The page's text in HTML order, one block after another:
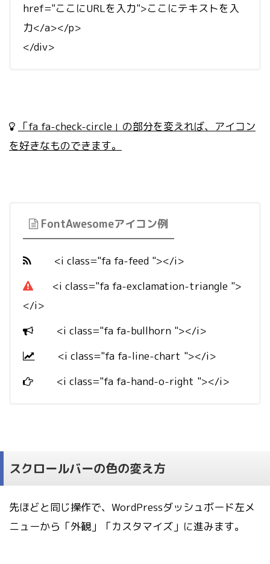
href="ここにURLを入力">ここにテキストを入
力</a></p>
</div>
「fa fa-check-circle」の部分を変えれば、アイコン
を好きなものできます。
FontAwesomeアイコン例
<i class="fa fa-feed "></i>
<i class="fa fa-exclamation-triangle ">
</i>
<i class="fa fa-bullhorn "></i>
<i class="fa fa-line-chart "></i>
<i class="fa fa-hand-o-right "></i>
スクロールバーの色の変え方
先ほどと同じ操作で、WordPressダッシュボード左メ
ニューから「外観」「カスタマイズ」に進みます。